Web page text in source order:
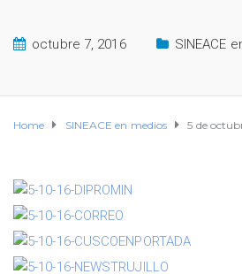
octubre 7, 2016 SINEACE
Home SINEACE en medios 5 de